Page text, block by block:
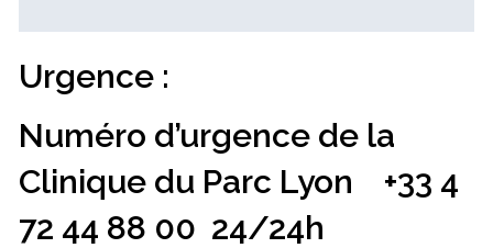
Urgence :
Numéro d’urgence de la
Clinique du Parc Lyon +33 4
72 44 88 00 24/24h